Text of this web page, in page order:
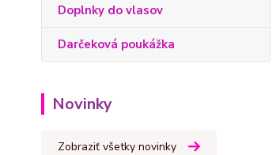
Doplnky do vlasov
Darčeková poukážka
Novinky
Zobraziť všetky novinky